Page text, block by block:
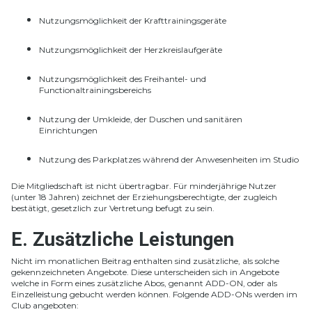
Nutzungsmöglichkeit der Krafttrainingsgeräte
Nutzungsmöglichkeit der Herzkreislaufgeräte
Nutzungsmöglichkeit des Freihantel- und
Functionaltrainingsbereichs
Nutzung der Umkleide, der Duschen und sanitären
Einrichtungen
Nutzung des Parkplatzes während der Anwesenheiten im Studio
Die Mitgliedschaft ist nicht übertragbar. Für minderjährige Nutzer
(unter 18 Jahren) zeichnet der Erziehungsberechtigte, der zugleich
bestätigt, gesetzlich zur Vertretung befugt zu sein.
E. Zusätzliche Leistungen
Nicht im monatlichen Beitrag enthalten sind zusätzliche, als solche
gekennzeichneten Angebote. Diese unterscheiden sich in Angebote
welche in Form eines zusätzliche Abos, genannt ADD-ON, oder als
Einzelleistung gebucht werden können. Folgende ADD-ONs werden im
Club angeboten: